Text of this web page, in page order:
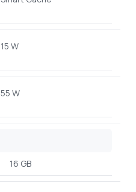
15 W
55 W
16 GB